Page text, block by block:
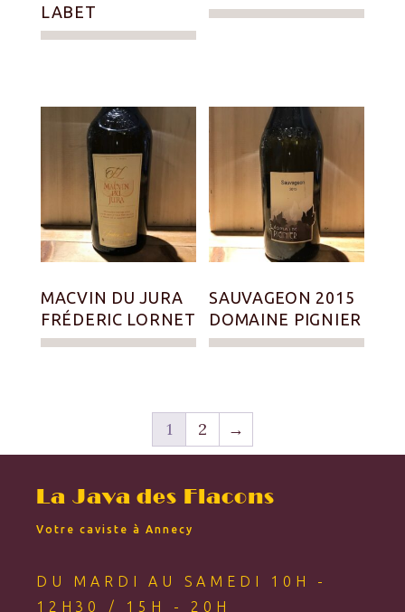
LABET
MACVIN DU JURA
FRÉDERIC LORNET
SAUVAGEON 2015
DOMAINE PIGNIER
1 2 →
La Java des Flacons
Votre caviste à Annecy
DU MARDI AU SAMEDI 10H -
12H30 / 15H - 20H